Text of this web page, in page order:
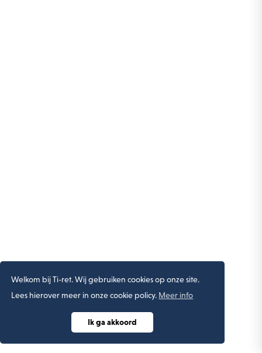
Welkom bij Ti-ret. Wij gebruiken cookies op onze site.
Lees hierover meer in onze cookie policy. Meer info
Ik ga akkoord